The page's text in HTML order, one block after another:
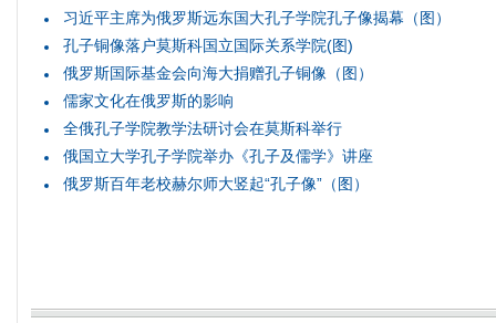
习近平主席为俄罗斯远东国大孔子学院孔子像揭幕（图）
孔子铜像落户莫斯科国立国际关系学院(图)
俄罗斯国际基金会向海大捐赠孔子铜像（图）
儒家文化在俄罗斯的影响
全俄孔子学院教学法研讨会在莫斯科举行
俄国立大学孔子学院举办《孔子及儒学》讲座
俄罗斯百年老校赫尔师大竖起“孔子像”（图）